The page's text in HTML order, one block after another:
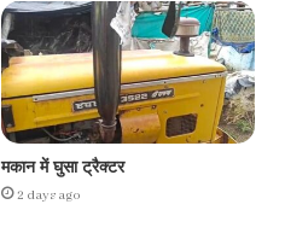
मकान में घुसा ट्रैक्टर
2 days ago